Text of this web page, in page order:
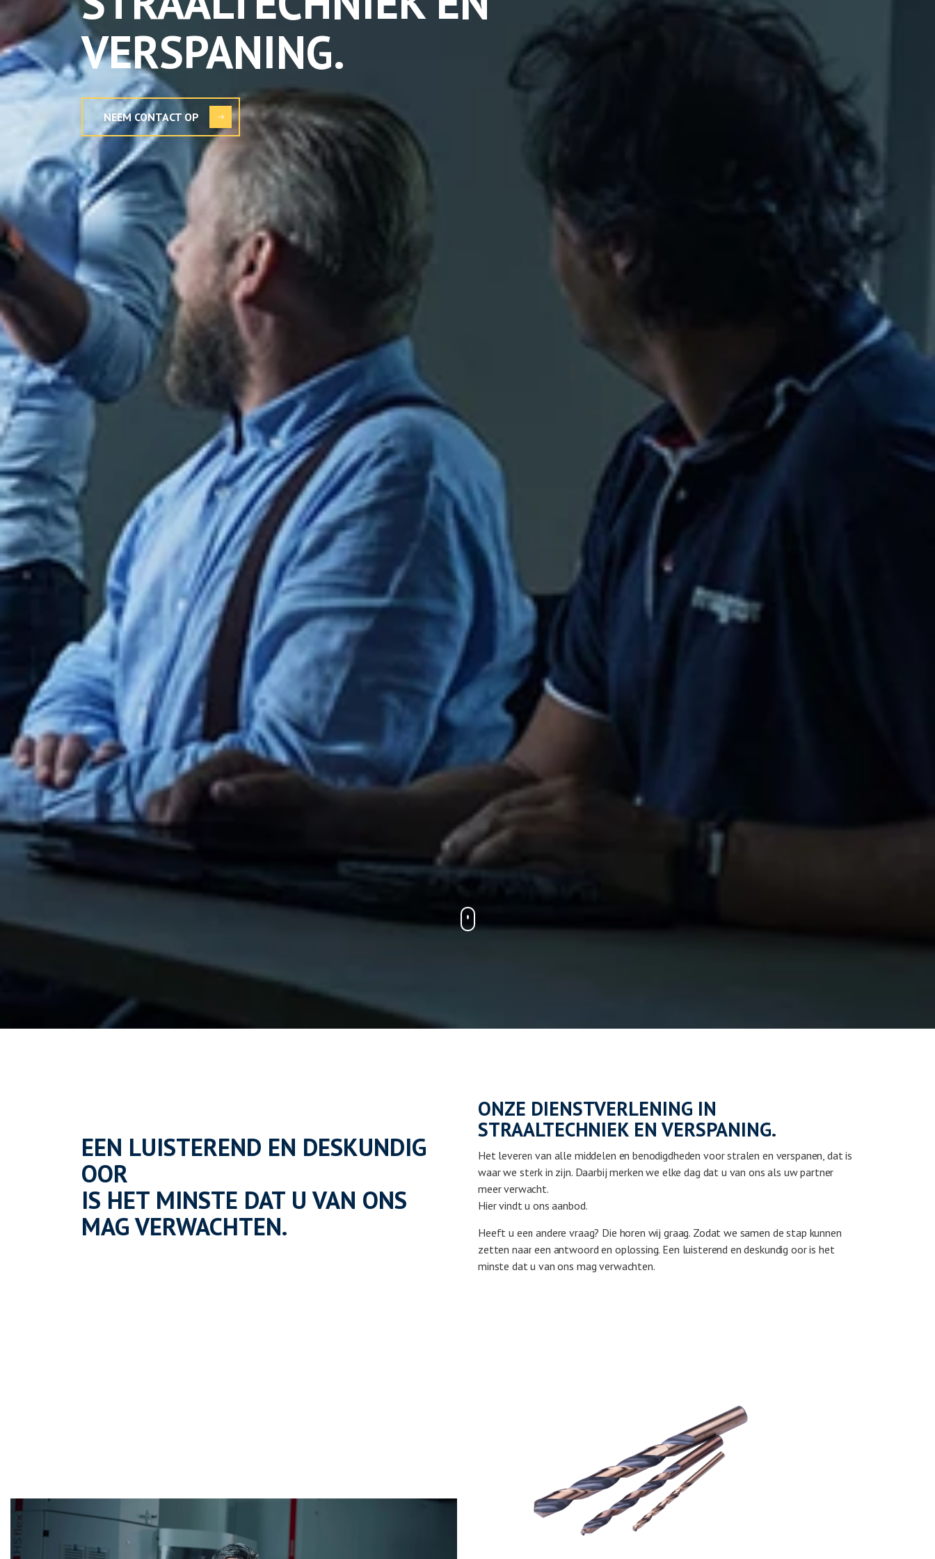
VERSPANING.
NEEM CONTACT OP
EEN LUISTEREND EN DESKUNDIG
OOR
IS HET MINSTE DAT U VAN ONS
MAG VERWACHTEN.
ONZE DIENSTVERLENING IN
STRAALTECHNIEK EN VERSPANING.
Het leveren van alle middelen en benodigdheden voor stralen en verspanen, dat is
waar we sterk in zijn. Daarbij merken we elke dag dat u van ons als uw partner
meer verwacht.
Hier vindt u ons aanbod.
Heeft u een andere vraag? Die horen wij graag. Zodat we samen de stap kunnen
zetten naar een antwoord en oplossing. Een luisterend en deskundig oor is het
minste dat u van ons mag verwachten.